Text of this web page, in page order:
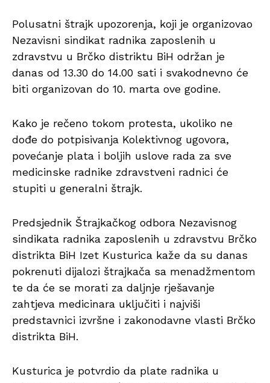
Polusatni štrajk upozorenja, koji je organizovao
Nezavisni sindikat radnika zaposlenih u
zdravstvu u Brčko distriktu BiH održan je
danas od 13.30 do 14.00 sati i svakodnevno će
biti organizovan do 10. marta ove godine.
Kako je rečeno tokom protesta, ukoliko ne
dođe do potpisivanja Kolektivnog ugovora,
povećanje plata i boljih uslove rada za sve
medicinske radnike zdravstveni radnici će
stupiti u generalni štrajk.
Predsjednik Štrajkačkog odbora Nezavisnog
sindikata radnika zaposlenih u zdravstvu Brčko
distrikta BiH Izet Kusturica kaže da su danas
pokrenuti dijalozi štrajkača sa menadžmentom
te da će se morati za daljnje rješavanje
zahtjeva medicinara uključiti i najviši
predstavnici izvršne i zakonodavne vlasti Brčko
distrikta BiH.
Kusturica je potvrdio da plate radnika u